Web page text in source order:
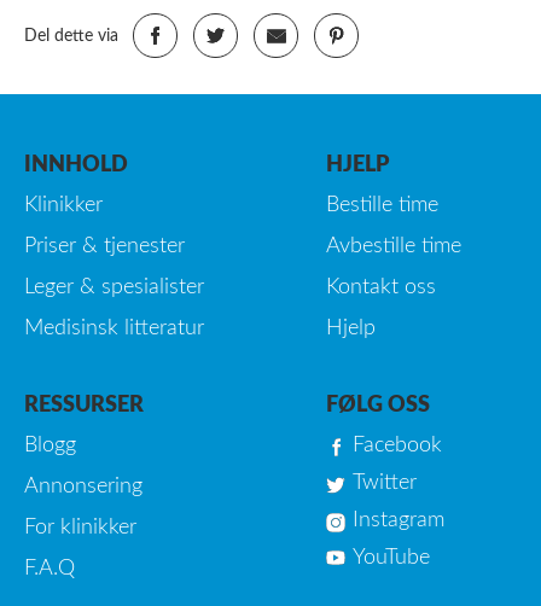
Del dette via
INNHOLD
Klinikker
Priser & tjenester
Leger & spesialister
Medisinsk litteratur
HJELP
Bestille time
Avbestille time
Kontakt oss
Hjelp
RESSURSER
Blogg
Annonsering
For klinikker
F.A.Q
FØLG OSS
Facebook
Twitter
Instagram
YouTube